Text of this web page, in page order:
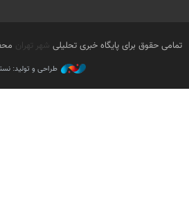
تمامی حقوق برای پایگاه خبری تحلیلی شهر تهران
طراحی و تولید: